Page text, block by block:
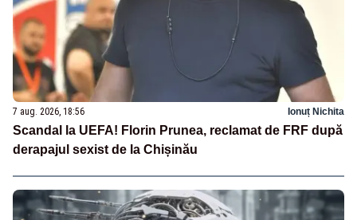
7 aug. 2026, 18:56 Ionuț Nichita
Scandal la UEFA! Florin Prunea, reclamat de FRF după
derapajul sexist de la Chișinău